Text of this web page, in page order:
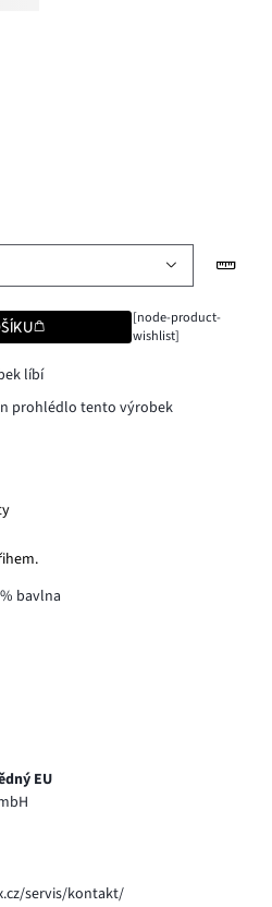
[node-product-
wishlist]
líbí
prohlédlo tento výrobek
bavlna
EU
servis/kontakt/